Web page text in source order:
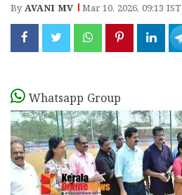
ByAVANI MV Mar 10, 2026, 09:13 IST
Whatsapp Group